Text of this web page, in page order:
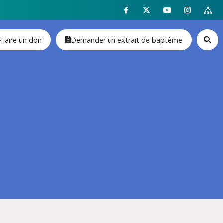
Faire un don Demander un extrait de baptême